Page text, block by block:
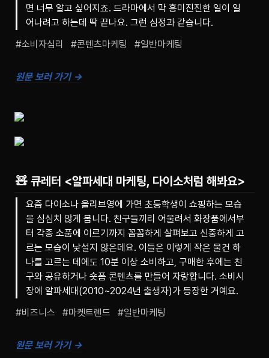
면 너무 알고 싶어지죠. 드라마에서 막 흥미진진한 일이 일
어나려고 하는데 딱 끝나요. 그런 심정과 같습니다.
#소비자심리   #콘텐츠마케팅   #일반마케팅
원문 보러 가기 →
🧸 큐레터 <알파세대 마케팅, 다이소처럼 해봐요>
요즘 다이소나 올리브영에 가면 초등학생이 쇼핑하는 모습
을 심심치 않게 봅니다. 친구들끼리 어울려서 화장품에서부
터 각종 소품에 이르기까지 꼼꼼하게 살펴보고 신중하게 고
르는 모습이 낯설지 않은데요. 이들은 이렇게 작은 물건 하
나를 고르는 데에도 10분 이상 소비하고, 구매한 후에는 친
구와 공유하거나 숏폼 콘텐츠를 만들어 자랑합니다. 소비시
장에 알파세대(2010~2024년 출생자)가 등장한 거예요.
#비즈니스   #마켓트렌드   #일반마케팅
원문 보러 가기 →